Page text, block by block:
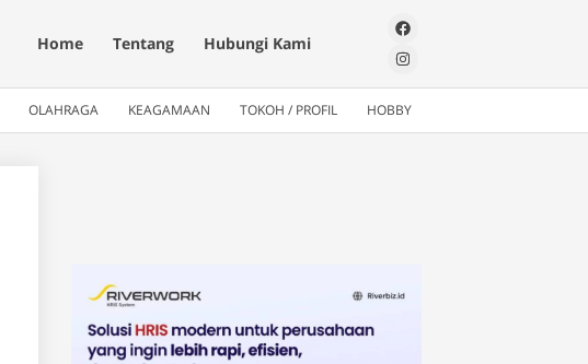
Home Tentang Hubungi Kami
OLAHRAGA KEAGAMAAN TOKOH / PROFIL HOBBY